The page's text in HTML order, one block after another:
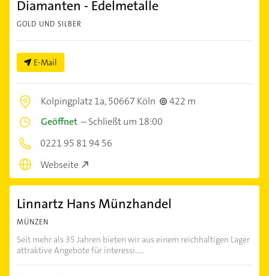
Diamanten - Edelmetalle
GOLD UND SILBER
E-Mail
Kolpingplatz 1a,50667 Köln
422 m
Geöffnet –Schließt um 18:00
0221 95 81 94 56
Webseite
Linnartz Hans Münzhandel
MÜNZEN
Seit mehr als 35 Jahren bieten wir aus einem reichhaltigen Lager
attraktive Angebote für interessi.....